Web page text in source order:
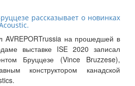
рассказывает о новинках
AVREPORTrussia на прошедшей в
выставке ISE 2020 записал
Бруццезе (Vince Bruzzese),
конструктором канадской